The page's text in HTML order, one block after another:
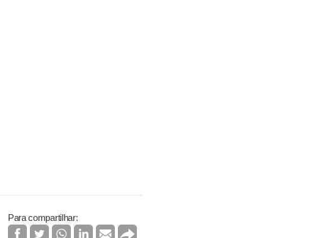
Para compartilhar: